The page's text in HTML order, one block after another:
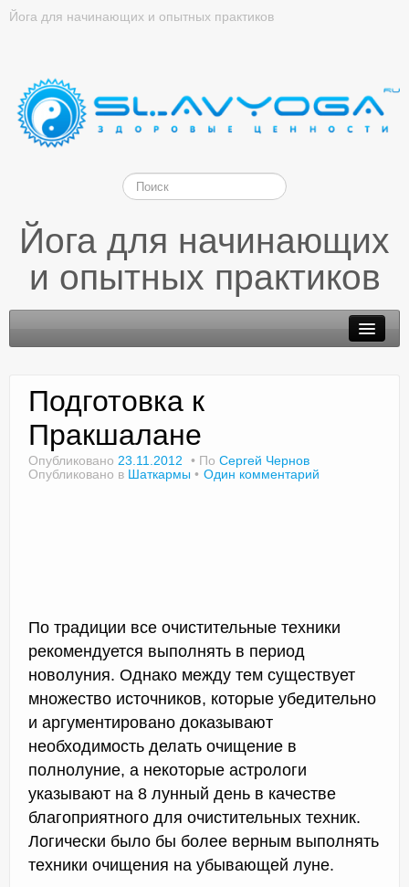
Йога для начинающих и опытных практиков
Йога для начинающих
и опытных практиков
Доктор Чернов
Триггерные точки
Контакты
Подготовка к
Пракшалане
Опубликовано 23.11.2012 По Сергей Чернов
Опубликовано в Шаткармы Один комментарий
По традиции все очистительные техники
рекомендуется выполнять в период
новолуния. Однако между тем существует
множество источников, которые убедительно
и аргументировано доказывают
необходимость делать очищение в
полнолуние, а некоторые астрологи
указывают на 8 лунный день в качестве
благоприятного для очистительных техник.
Логически было бы более верным выполнять
техники очищения на убывающей луне.